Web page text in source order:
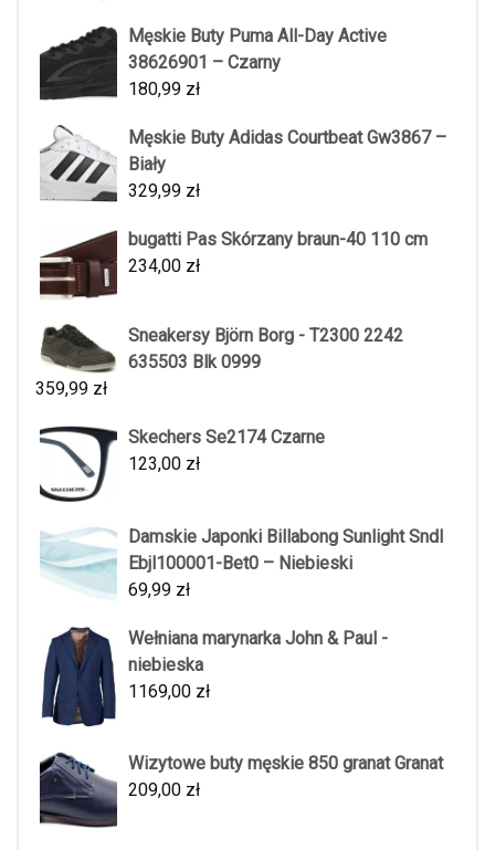
Męskie Buty Puma All-Day Active
38626901 – Czarny
180,99 zł
Męskie Buty Adidas Courtbeat Gw3867 –
Biały
329,99 zł
bugatti Pas Skórzany braun-40 110 cm
234,00 zł
Sneakersy Björn Borg - T2300 2242
635503 Blk 0999
359,99 zł
Skechers Se2174 Czarne
123,00 zł
Damskie Japonki Billabong Sunlight Sndl
Ebjl100001-Bet0 – Niebieski
69,99 zł
Wełniana marynarka John & Paul -
niebieska
1169,00 zł
Wizytowe buty męskie 850 granat Granat
209,00 zł